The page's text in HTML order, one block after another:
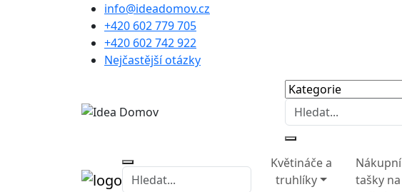
info@ideadomov.cz
+420 602 779 705
+420 602 742 922
Nejčastější otázky
Květináče a
truhlíky
Nákupní
tašky na